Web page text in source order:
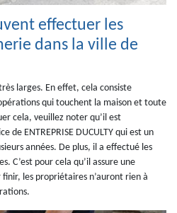
effectuer les
dans la ville de
larges. En effet, cela consiste
qui touchent la maison et toute
cela, veuillez noter qu’il est
de ENTREPRISE DUCULTY qui est un
années. De plus, il a effectué les
C’est pour cela qu’il assure une
les propriétaires n’auront rien à